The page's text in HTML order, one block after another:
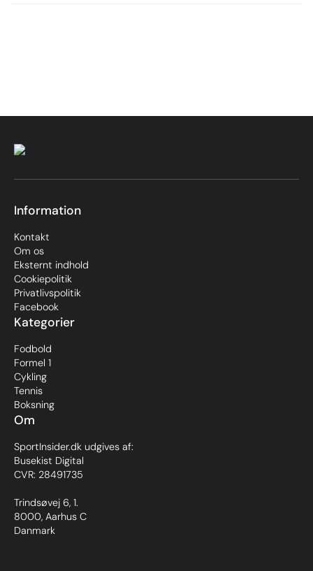
Om
SportInsider.dk udgives af:
Busekist Digital
CVR: 28491735
Trindsøvej 6, 1.
8000, Aarhus C
Danmark
Kategorier
Fodbold
Formel 1
Cykling
Tennis
Boksning
Information
Kontakt
Om os
Eksternt indhold
Cookiepolitik
Privatlivspolitik
Facebook